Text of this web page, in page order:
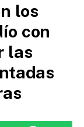
los
con
las